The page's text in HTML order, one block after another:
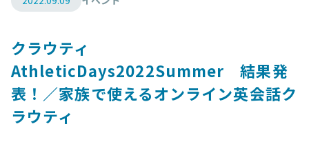
クラウティ
AthleticDays2022Summer 結果発
表！／家族で使えるオンライン英会話ク
ラウティ